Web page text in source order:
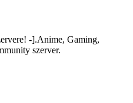
-].Anime, Gaming,
szerver.